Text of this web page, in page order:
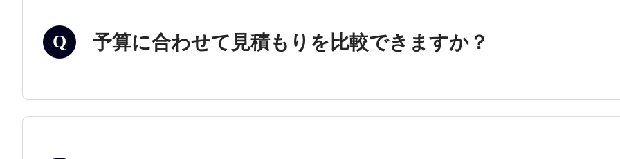
Q 予算に合わせて見積もりを比較できますか？